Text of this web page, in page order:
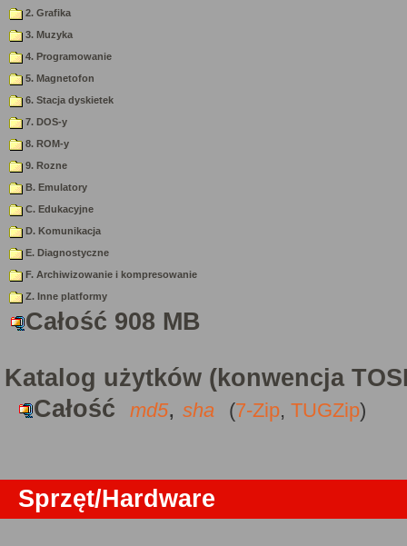
2. Grafika
3. Muzyka
4. Programowanie
5. Magnetofon
6. Stacja dyskietek
7. DOS-y
8. ROM-y
9. Rozne
B. Emulatory
C. Edukacyjne
D. Komunikacja
E. Diagnostyczne
F. Archiwizowanie i kompresowanie
Z. Inne platformy
Całość 908 MB
Katalog użytków (konwencja
Całość
md5, sha (7-Zip, TUGZip)
Sprzęt/Hardware